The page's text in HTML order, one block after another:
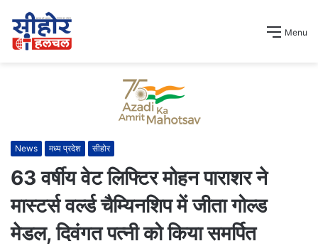
Menu
News मध्य प्रदेश सीहोर
63 वर्षीय वेट लिफ्टिर मोहन पाराशर ने
मास्टर्स वर्ल्ड चैम्यिनशिप में जीता गोल्ड
मेडल, दिवंगत पत्नी को किया समर्पित